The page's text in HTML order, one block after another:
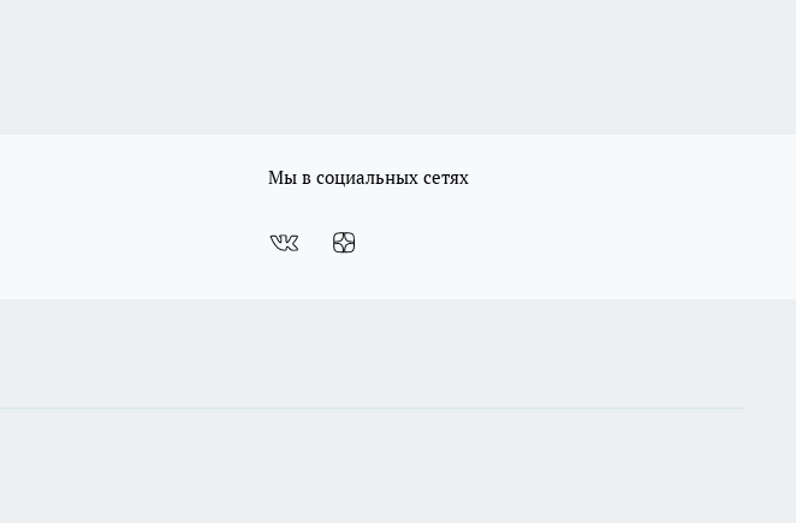
Мы в социальных сетях